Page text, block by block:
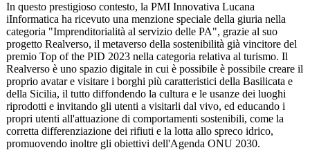
In questo prestigioso contesto, la PMI Innovativa Lucana
iInformatica ha ricevuto una menzione speciale della giuria nella
categoria "Imprenditorialità al servizio delle PA", grazie al suo
progetto Realverso, il metaverso della sostenibilità già vincitore del
premio Top of the PID 2023 nella categoria relativa al turismo. Il
Realverso è uno spazio digitale in cui è possibile è possibile creare il
proprio avatar e visitare i borghi più caratteristici della Basilicata e
della Sicilia, il tutto diffondendo la cultura e le usanze dei luoghi
riprodotti e invitando gli utenti a visitarli dal vivo, ed educando i
propri utenti all'attuazione di comportamenti sostenibili, come la
corretta differenziazione dei rifiuti e la lotta allo spreco idrico,
promuovendo inoltre gli obiettivi dell'Agenda ONU 2030.